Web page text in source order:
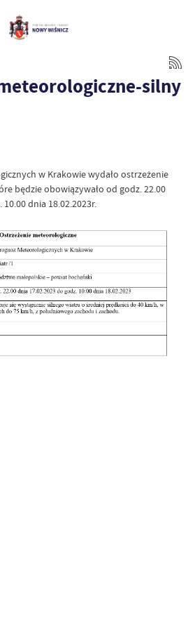
silny
w Krakowie wydało ostrzeżenie
będzie obowiązywało od godz. 22.00
dnia 18.02.2023r.